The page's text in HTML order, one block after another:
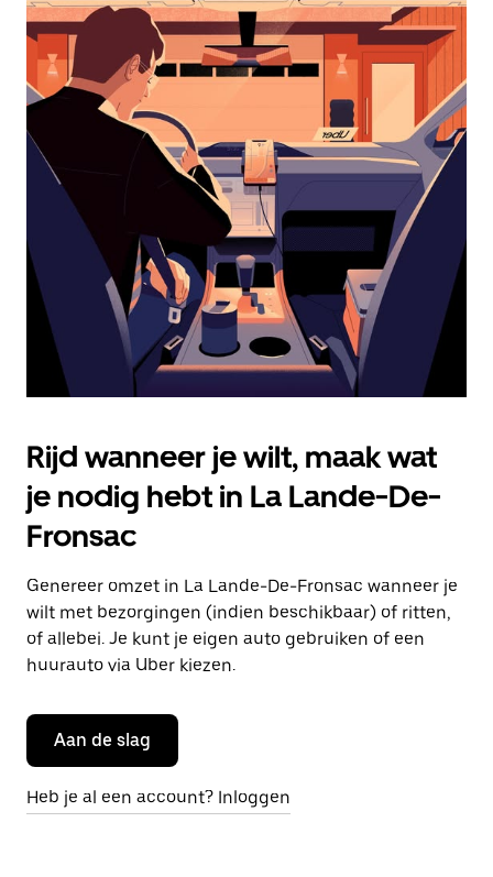
te
openen
een
datum
te
selecteren.
Druk
Escape
agenda
te
sluiten.
Rijd wanneer je wilt, maak wat
je nodig hebt in La Lande-De-
Fronsac
Genereer omzet in La Lande-De-Fronsac wanneer je
wilt met bezorgingen (indien beschikbaar) of ritten,
of allebei. Je kunt je eigen auto gebruiken of een
huurauto via Uber kiezen.
Aan de slag
Heb je al een account? Inloggen